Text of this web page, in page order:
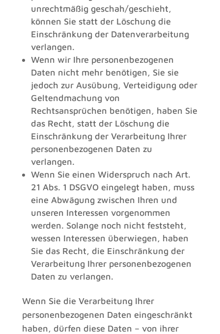
unrechtmäßig geschah/geschieht,
können Sie statt der Löschung die
Einschränkung der Datenverarbeitung
verlangen.
Wenn wir Ihre personenbezogenen
Daten nicht mehr benötigen, Sie sie
jedoch zur Ausübung, Verteidigung oder
Geltendmachung von
Rechtsansprüchen benötigen, haben Sie
das Recht, statt der Löschung die
Einschränkung der Verarbeitung Ihrer
personenbezogenen Daten zu
verlangen.
Wenn Sie einen Widerspruch nach Art.
21 Abs. 1 DSGVO eingelegt haben, muss
eine Abwägung zwischen Ihren und
unseren Interessen vorgenommen
werden. Solange noch nicht feststeht,
wessen Interessen überwiegen, haben
Sie das Recht, die Einschränkung der
Verarbeitung Ihrer personenbezogenen
Daten zu verlangen.
Wenn Sie die Verarbeitung Ihrer
personenbezogenen Daten eingeschränkt
haben, dürfen diese Daten – von ihrer